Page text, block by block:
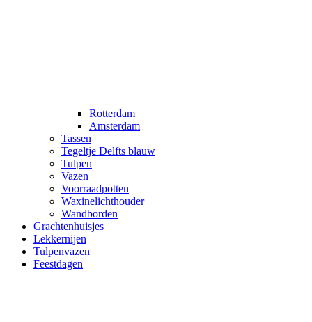
Rotterdam
Amsterdam
Tassen
Tegeltje Delfts blauw
Tulpen
Vazen
Voorraadpotten
Waxinelichthouder
Wandborden
Grachtenhuisjes
Lekkernijen
Tulpenvazen
Feestdagen